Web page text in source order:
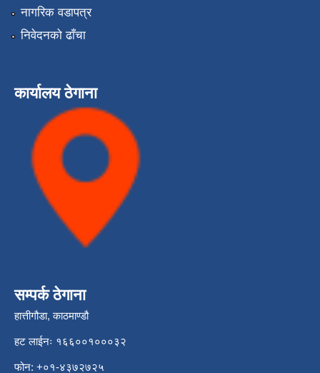
नागरिक वडापत्र
निवेदनको ढाँचा
कार्यालय ठेगाना
सम्पर्क ठेगाना
हात्तीगौडा, काठमाण्डौ
हट लाईनः १६६००१०००३२
फोन: +०१-४३७२७२५